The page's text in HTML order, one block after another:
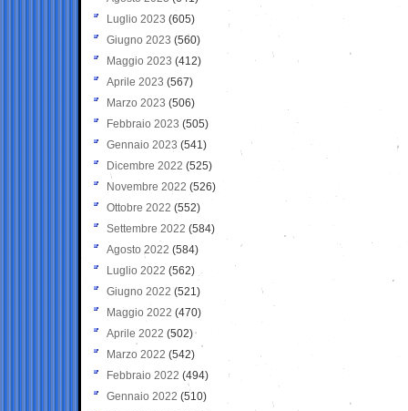
Luglio 2023 (605)
Giugno 2023 (560)
Maggio 2023 (412)
Aprile 2023 (567)
Marzo 2023 (506)
Febbraio 2023 (505)
Gennaio 2023 (541)
Dicembre 2022 (525)
Novembre 2022 (526)
Ottobre 2022 (552)
Settembre 2022 (584)
Agosto 2022 (584)
Luglio 2022 (562)
Giugno 2022 (521)
Maggio 2022 (470)
Aprile 2022 (502)
Marzo 2022 (542)
Febbraio 2022 (494)
Gennaio 2022 (510)